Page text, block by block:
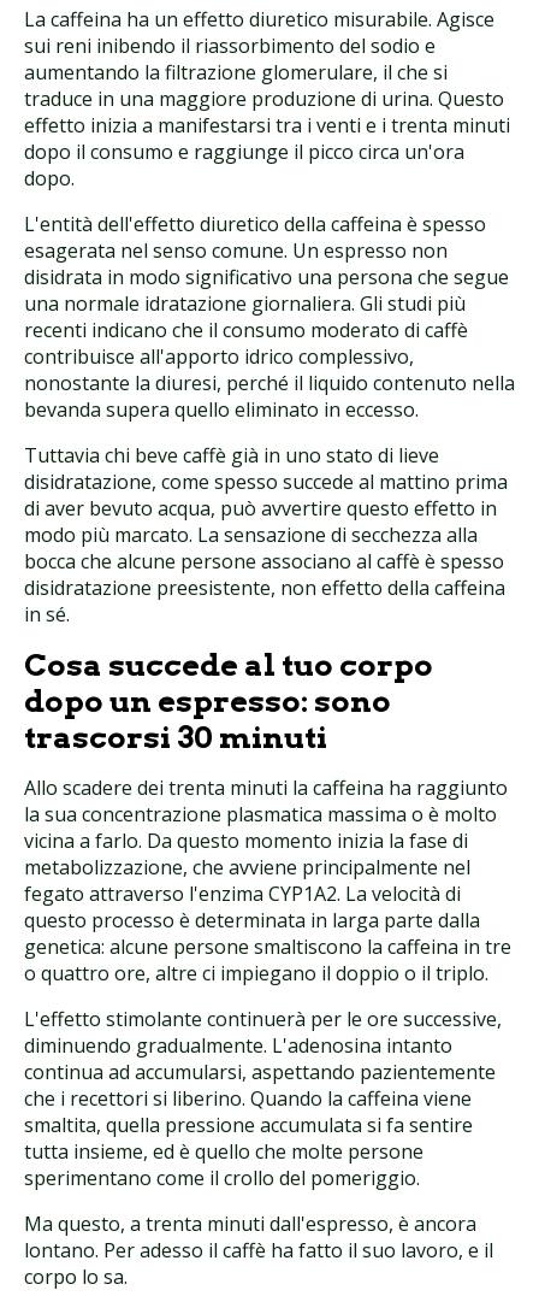
La caffeina ha un effetto diuretico misurabile. Agisce
sui reni inibendo il riassorbimento del sodio e
aumentando la filtrazione glomerulare, il che si
traduce in una maggiore produzione di urina. Questo
effetto inizia a manifestarsi tra i venti e i trenta minuti
dopo il consumo e raggiunge il picco circa un'ora
dopo.
L'entità dell'effetto diuretico della caffeina è spesso
esagerata nel senso comune. Un espresso non
disidrata in modo significativo una persona che segue
una normale idratazione giornaliera. Gli studi più
recenti indicano che il consumo moderato di caffè
contribuisce all'apporto idrico complessivo,
nonostante la diuresi, perché il liquido contenuto nella
bevanda supera quello eliminato in eccesso.
Tuttavia chi beve caffè già in uno stato di lieve
disidratazione, come spesso succede al mattino prima
di aver bevuto acqua, può avvertire questo effetto in
modo più marcato. La sensazione di secchezza alla
bocca che alcune persone associano al caffè è spesso
disidratazione preesistente, non effetto della caffeina
in sé.
Cosa succede al tuo corpo
dopo un espresso: sono
trascorsi 30 minuti
Allo scadere dei trenta minuti la caffeina ha raggiunto
la sua concentrazione plasmatica massima o è molto
vicina a farlo. Da questo momento inizia la fase di
metabolizzazione, che avviene principalmente nel
fegato attraverso l'enzima CYP1A2. La velocità di
questo processo è determinata in larga parte dalla
genetica: alcune persone smaltiscono la caffeina in tre
o quattro ore, altre ci impiegano il doppio o il triplo.
L'effetto stimolante continuerà per le ore successive,
diminuendo gradualmente. L'adenosina intanto
continua ad accumularsi, aspettando pazientemente
che i recettori si liberino. Quando la caffeina viene
smaltita, quella pressione accumulata si fa sentire
tutta insieme, ed è quello che molte persone
sperimentano come il crollo del pomeriggio.
Ma questo, a trenta minuti dall'espresso, è ancora
lontano. Per adesso il caffè ha fatto il suo lavoro, e il
corpo lo sa.